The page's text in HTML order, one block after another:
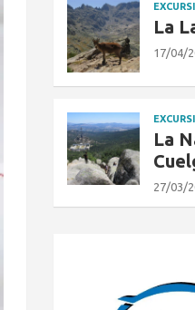
La
17/04/
La
27/03/